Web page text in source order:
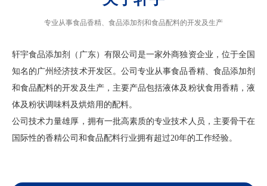
专业从事食品香精、食品添加剂和食品配料的开发及生产
轩宇食品添加剂（广东）有限公司是一家外商独资企业，位于全国
知名的广州经济技术开发区。公司专业从事食品香精、食品添加剂
和食品配料的开发及生产，主要产品包括液体及粉状食用香精，液
体及粉状调味料及烘焙用的配料。
公司技术力量雄厚，拥有一批高素质的专业技术人员，主要骨干在
国际性的香精公司和食品配料行业拥有超过20年的工作经验。